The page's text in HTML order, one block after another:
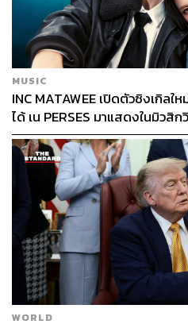
MUSIC
INC MATAWEE เปิดตัวซิงเกิลใ
ได้ เน PERSES มาแสดงในมิวสิก
WORLD